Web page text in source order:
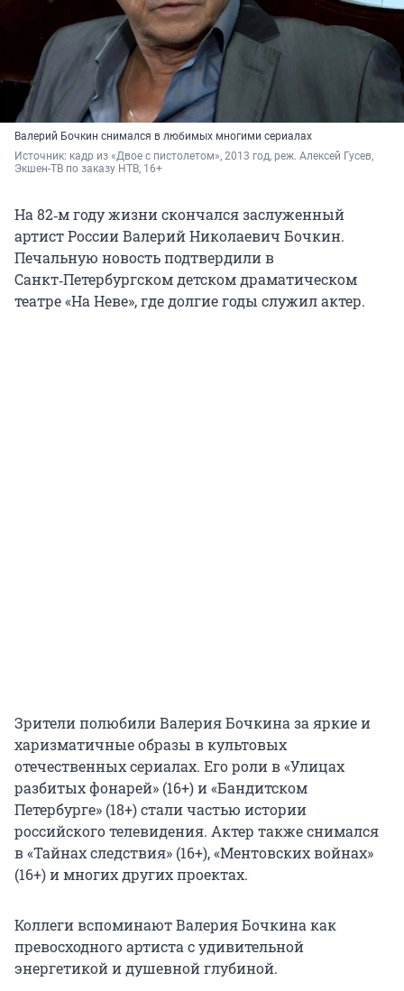
Валерий Бочкин снимался в любимых многими сериалах
Источник: кадр из «Двое с пистолетом», 2013 год, реж. Алексей Гусев,
Экшен-ТВ по заказу НТВ, 16+
На 82‑м году жизни скончался заслуженный
артист России Валерий Николаевич Бочкин.
Печальную новость подтвердили в
Санкт‑Петербургском детском драматическом
театре «На Неве», где долгие годы служил актер.
Зрители полюбили Валерия Бочкина за яркие и
харизматичные образы в культовых
отечественных сериалах. Его роли в «Улицах
разбитых фонарей» (16+) и «Бандитском
Петербурге» (18+) стали частью истории
российского телевидения. Актер также снимался
в «Тайнах следствия» (16+), «Ментовских войнах»
(16+) и многих других проектах.
Коллеги вспоминают Валерия Бочкина как
превосходного артиста с удивительной
энергетикой и душевной глубиной.